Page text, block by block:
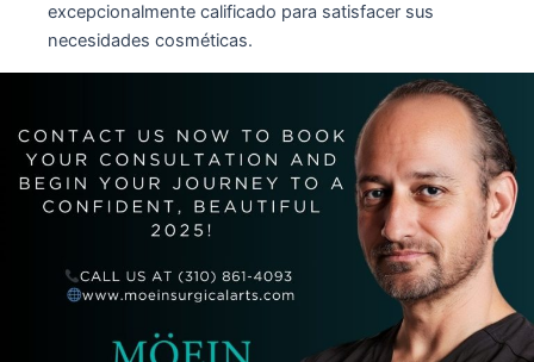
excepcionalmente calificado para satisfacer sus
necesidades cosméticas.